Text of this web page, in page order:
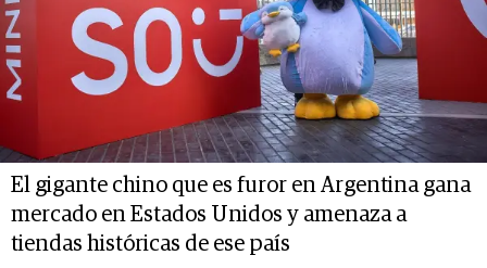
El gigante chino que es furor en Argentina gana
mercado en Estados Unidos y amenaza a
tiendas históricas de ese país